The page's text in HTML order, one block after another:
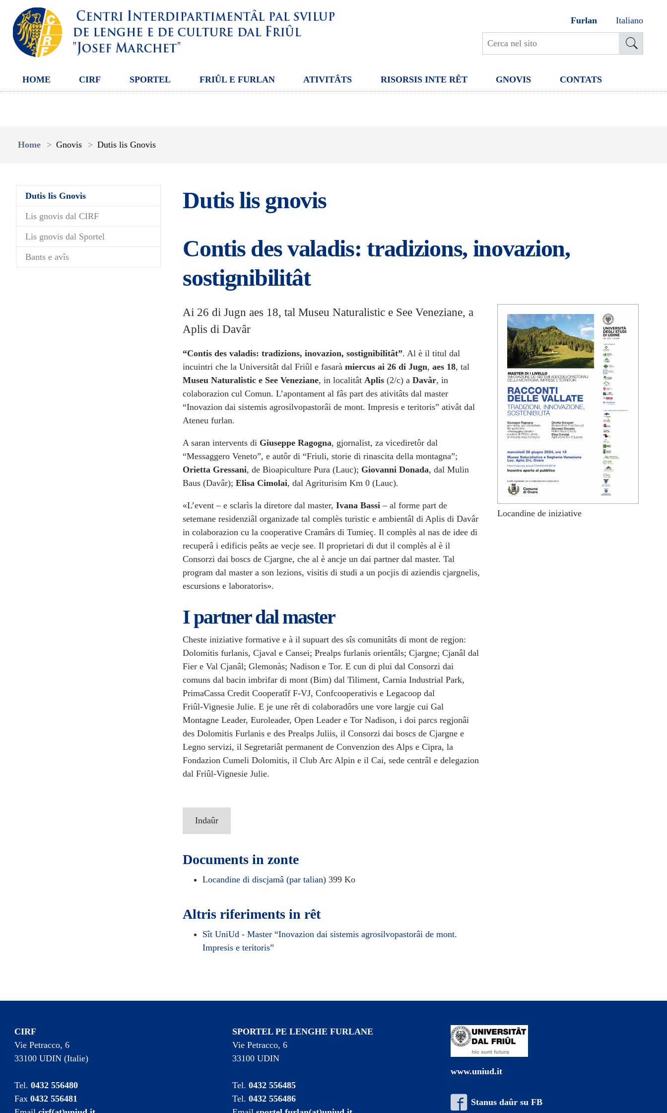
Furlan Italiano
HOME CIRF SPORTEL FRIÛL E FURLAN ATIVITÂTS RISORSIS INTE RÊT GNOVIS CONTATS
Home
Gnovis Dutis lis Gnovis
Dutis lis Gnovis(current)
Lis gnovis dal CIRF
Lis gnovis dal Sportel
Bants e avîs
Dutis lis gnovis
Contis des valadis: tradizions, inovazion,
sostignibilitât
Ai 26 di Jugn aes 18, tal Museu Naturalistic e See Veneziane, a
Aplis di Davâr
“Contis des valadis: tradizions, inovazion, sostignibilitât”. Al è il titul dal
incuintri che la Universitât dal Friûl e fasaràmiercus ai 26 di Jugn,aes 18, tal
Museu Naturalistic e See Veneziane, in localitât Aplis(2/c) aDavâr, in
colaborazion cul Comun. L’apontament al fâs part des ativitâts dal master
“Inovazion dai sistemis agrosilvopastorâi de mont. Impresis e teritoris” ativât dal
Ateneu furlan.
A saran intervents di Giuseppe Ragogna, gjornalist, za vicediretôr dal
“Messaggero Veneto”, e autôr di “Friuli, storie di rinascita della montagna”;
Orietta Gressani, de Bioapiculture Pura (Lauc); Giovanni Donada, dal Mulin
Baus (Davâr);Elisa Cimolai, dal Agriturisim Km 0 (Lauc).
«L’event – e sclarìs la diretore dal master,Ivana Bassi– al forme part de
setemane residenziâl organizade tal complès turistic e ambientâl di Aplis di Davâr
in colaborazion cu la cooperative Cramârs di Tumieç. Il complès al nas de idee di
recuperâ i edificis peâts ae vecje see. Il proprietari di dut il complès al è il
Consorzi dai boscs de Cjargne, che al è ancje un dai partner dal master. Tal
program dal master a son lezions, visitis di studi a un pocjis di aziendis cjargnelis,
escursions e laboratoris».
I partner dal master
Cheste iniziative formative e à il supuart des sîs comunitâts di mont de regjon:
Dolomitis furlanis, Cjaval e Cansei; Prealps furlanis orientâls; Cjargne; Cjanâl dal
Fier e Val Cjanâl; Glemonàs; Nadison e Tor. E cun di plui dal Consorzi dai
comuns dal bacin imbrifar di mont (Bim) dal Tiliment, Carnia Industrial Park,
PrimaCassa Credit Cooperatîf F-VJ, Confcooperativis e Legacoop dal
Friûl‑Vignesie Julie. E je une rêt di colaboradôrs une vore largje cui Gal
Montagne Leader, Euroleader, Open Leader e Tor Nadison, i doi parcs regjonâi
des Dolomitis Furlanis e des Prealps Juliis, il Consorzi dai boscs de Cjargne e
Legno servizi, il Segretariât permanent de Convenzion des Alps e Cipra, la
Fondazion Cumeli Dolomitis, il Club Arc Alpin e il Cai, sede centrâl e delegazion
dal Friûl‑Vignesie Julie.
Indaûr
Documents in zonte
Locandine di discjamâ (par talian)399 Ko
Altris riferiments in rêt
Sît UniUd - Master “Inovazion dai sistemis agrosilvopastorâi de mont.
Impresis e teritoris”
Locandine de iniziative
CIRF
Vie Petracco, 6
33100 UDIN (Italie)
Tel.0432 556480
Fax0432 556481
SPORTEL PE LENGHE FURLANE
Vie Petracco, 6
33100 UDIN
Tel.0432 556485
Tel.0432 556486
www.uniud.it
Stanus daûr su FB